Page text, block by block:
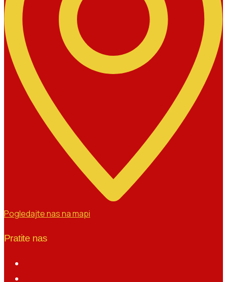
Pogledajte nas na mapi
Pratite nas